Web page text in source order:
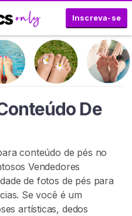
Inscreva-se
De
conteúdo de pés no
Vendedores
de fotos de pés para
Se você é um
artísticas, dedos